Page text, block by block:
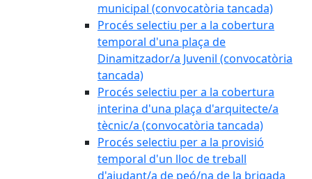
municipal (convocatòria tancada)
Procés selectiu per a la cobertura
temporal d'una plaça de
Dinamitzador/a Juvenil (convocatòria
tancada)
Procés selectiu per a la cobertura
interina d'una plaça d'arquitecte/a
tècnic/a (convocatòria tancada)
Procés selectiu per a la provisió
temporal d'un lloc de treball
d'ajudant/a de peó/na de la brigada